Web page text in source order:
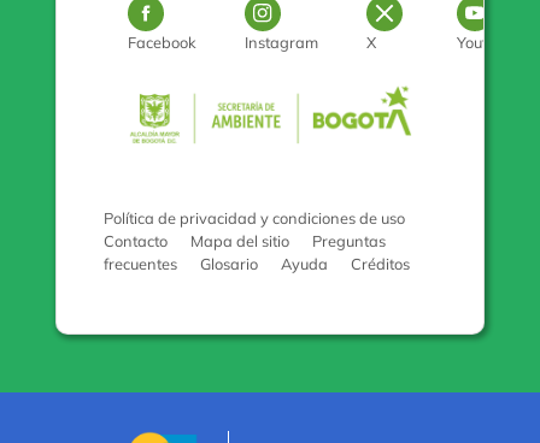
Facebook Logo Facebook
InstagramLogo Instagram
XLogo TwitterYoutube
Política de privacidad y condiciones de uso
Contacto
Mapa del sitio
Preguntas
frecuentes
Glosario Ayuda Créditos